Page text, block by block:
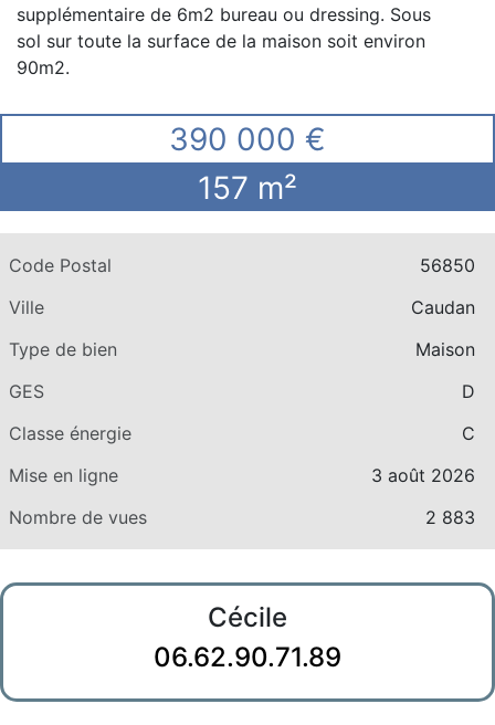
supplémentaire de 6m2 bureau ou dressing. Sous
sol sur toute la surface de la maison soit environ
90m2.
390 000 €
157 m²
Code Postal
56850
Ville
Caudan
Type de bien
Maison
GES
D
Classe énergie
C
Mise en ligne
3 août 2026
Nombre de vues
2 883
Cécile
06.62.90.71.89